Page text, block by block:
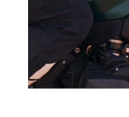
Магніт для поглядів:
фрезеровані деталі